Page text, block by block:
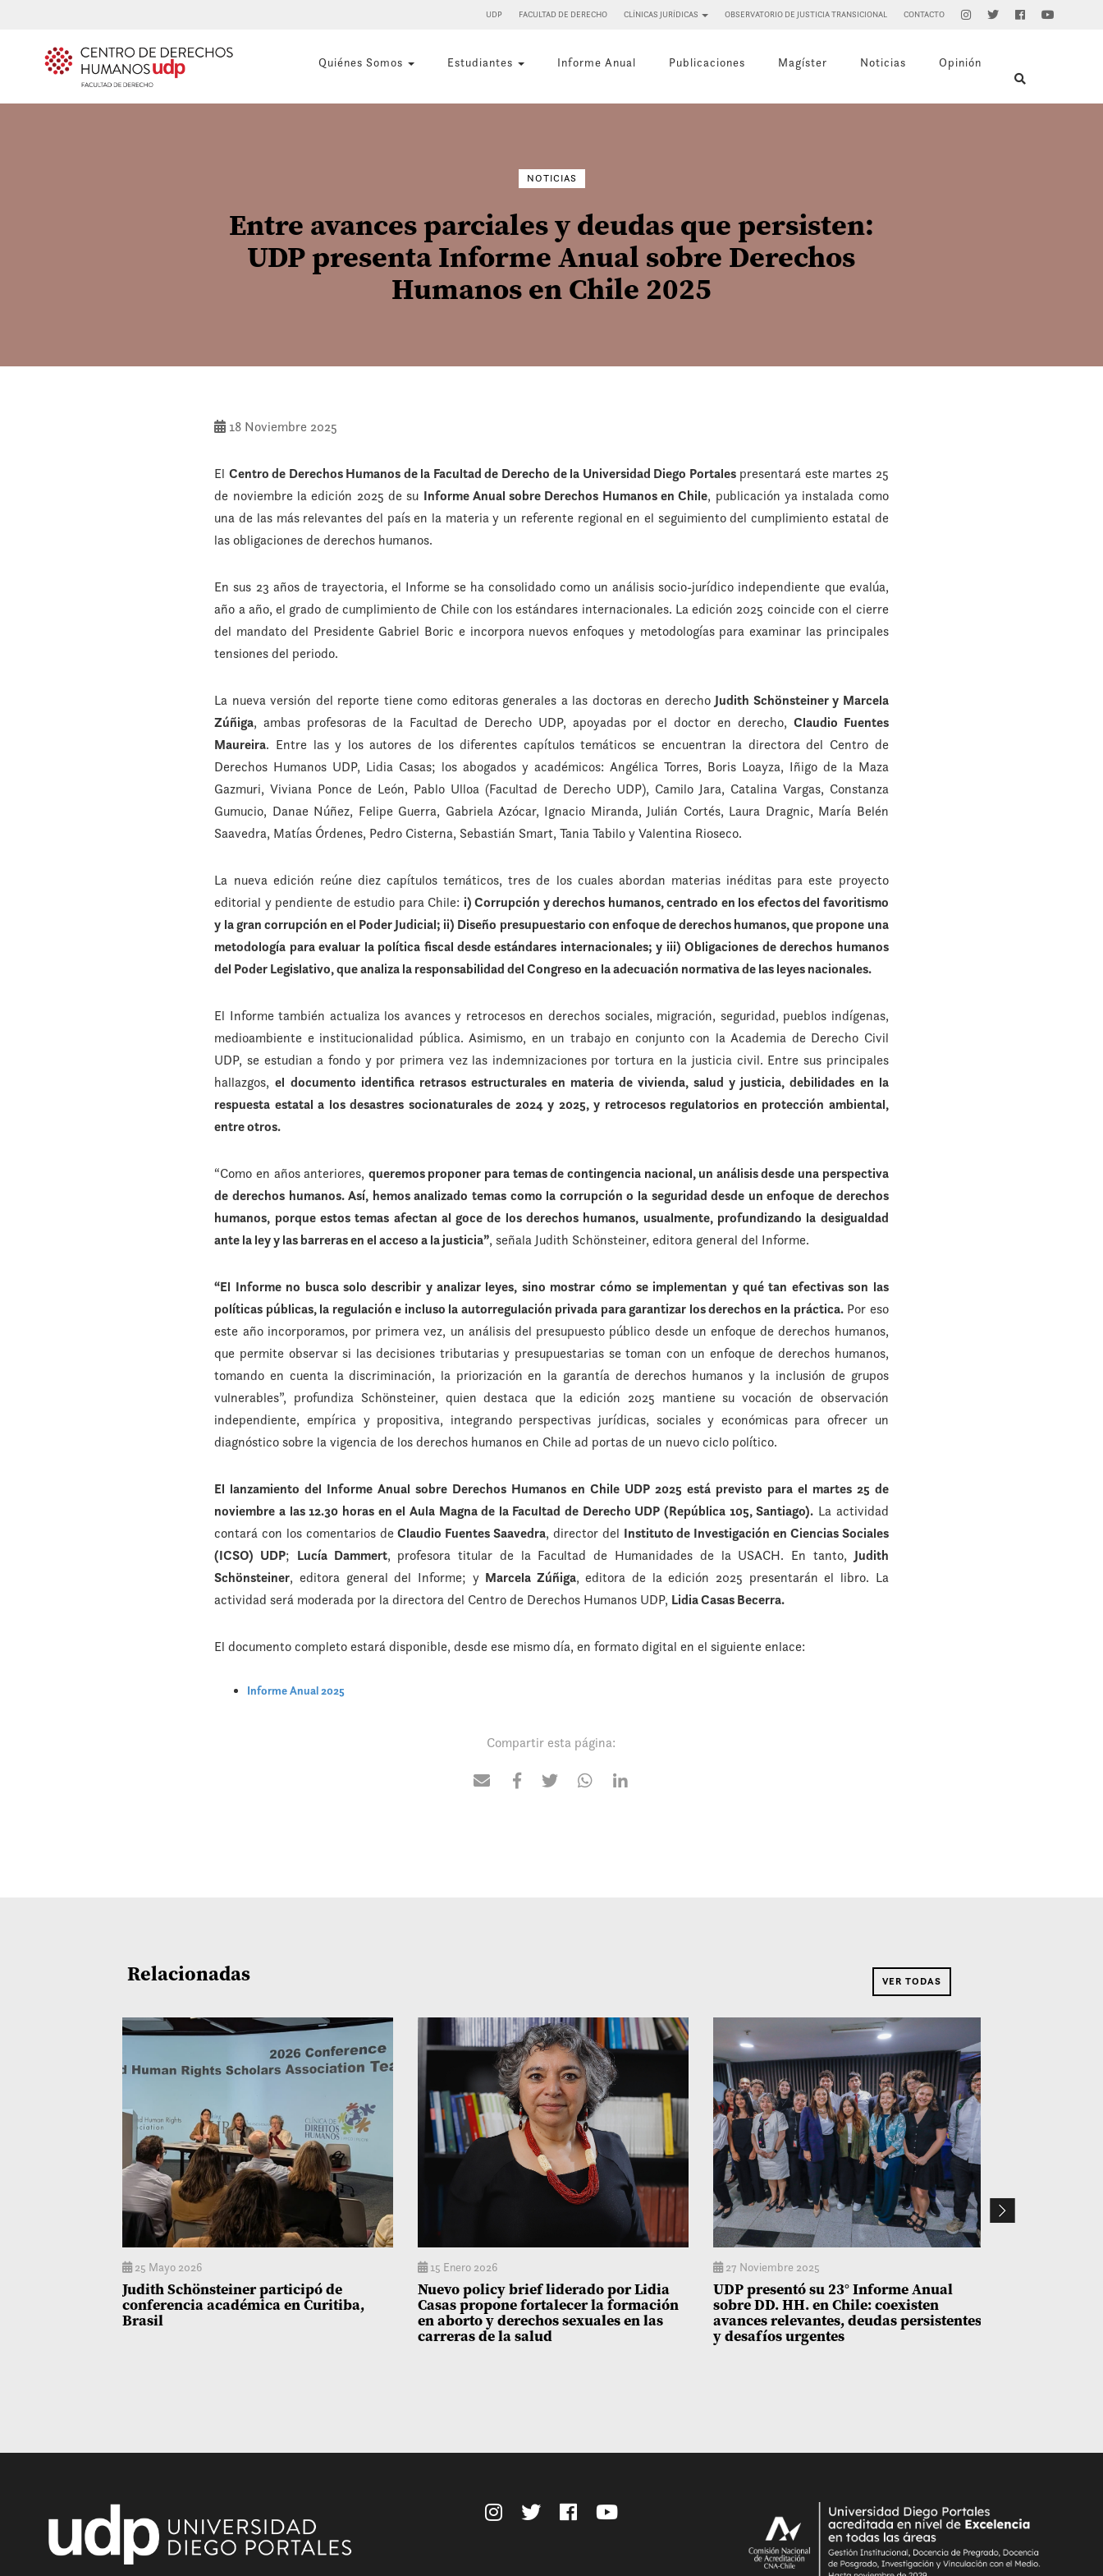
UDP FACULTAD DE DERECHO CLÍNICAS JURÍDICAS OBSERVATORIO DE JUSTICIA TRANSICIONAL CONTACTO
Quiénes Somos Estudiantes Informe Anual Publicaciones Magíster Noticias Opinión
NOTICIAS
Entre avances parciales y deudas que persisten:
UDP presenta Informe Anual sobre Derechos
Humanos en Chile 2025
18 Noviembre 2025
El Centro de Derechos Humanos de la Facultad de Derecho de la Universidad Diego Portalespresentará este martes 25
de noviembre la edición 2025 de su Informe Anual sobre Derechos Humanos en Chile, publicación ya instalada como
una de las más relevantes del país en la materia y un referente regional en el seguimiento del cumplimiento estatal de
las obligaciones de derechos humanos.
En sus 23 años de trayectoria, el Informe se ha consolidado como un análisis socio-jurídico independiente que evalúa,
año a año, el grado de cumplimiento de Chile con los estándares internacionales. La edición 2025 coincide con el cierre
del mandato del Presidente Gabriel Boric e incorpora nuevos enfoques y metodologías para examinar las principales
tensiones del periodo.
La nueva versión del reporte tiene como editoras generales a las doctoras en derecho Judith Schönsteiner y Marcela
Zúñiga, ambas profesoras de la Facultad de Derecho UDP, apoyadas por el doctor en derecho, Claudio Fuentes
Maureira. Entre las y los autores de los diferentes capítulos temáticos se encuentran la directora del Centro de
Derechos Humanos UDP, Lidia Casas; los abogados y académicos: Angélica Torres, Boris Loayza, Iñigo de la Maza
Gazmuri, Viviana Ponce de León, Pablo Ulloa (Facultad de Derecho UDP), Camilo Jara, Catalina Vargas, Constanza
Gumucio, Danae Núñez, Felipe Guerra, Gabriela Azócar, Ignacio Miranda, Julián Cortés, Laura Dragnic, María Belén
Saavedra, Matías Órdenes, Pedro Cisterna, Sebastián Smart, Tania Tabilo y Valentina Rioseco.
La nueva edición reúne diez capítulos temáticos, tres de los cuales abordan materias inéditas para este proyecto
editorial y pendiente de estudio para Chile: i) Corrupción y derechos humanos, centrado en los efectos del favoritismo
y la gran corrupción en el Poder Judicial; ii) Diseño presupuestario con enfoque de derechos humanos, que propone una
metodología para evaluar la política fiscal desde estándares internacionales; y iii) Obligaciones de derechos humanos
del Poder Legislativo, que analiza la responsabilidad del Congreso en la adecuación normativa de las leyes nacionales.
El Informe también actualiza los avances y retrocesos en derechos sociales, migración, seguridad, pueblos indígenas,
medioambiente e institucionalidad pública. Asimismo, en un trabajo en conjunto con la Academia de Derecho Civil
UDP, se estudian a fondo y por primera vez las indemnizaciones por tortura en la justicia civil. Entre sus principales
hallazgos,el documento identifica retrasos estructurales en materia de vivienda, salud y justicia, debilidades en la
respuesta estatal a los desastres socionaturales de 2024 y 2025, y retrocesos regulatorios en protección ambiental,
entre otros.
“Como en años anteriores, queremos proponer para temas de contingencia nacional, un análisis desde una perspectiva
de derechos humanos. Así, hemos analizado temas como la corrupción o la seguridad desde un enfoque de derechos
humanos, porque estos temas afectan al goce de los derechos humanos, usualmente, profundizando la desigualdad
ante la ley y las barreras en el acceso a la justicia”, señala Judith Schönsteiner, editora general del Informe.
“El Informe no busca solo describir y analizar leyes, sino mostrar cómo se implementan y qué tan efectivas son las
políticas públicas, la regulación e incluso la autorregulación privada para garantizar los derechos en la práctica.Por eso
este año incorporamos, por primera vez, un análisis del presupuesto público desde un enfoque de derechos humanos,
que permite observar si las decisiones tributarias y presupuestarias se toman con un enfoque de derechos humanos,
tomando en cuenta la discriminación, la priorización en la garantía de derechos humanos y la inclusión de grupos
vulnerables”, profundiza Schönsteiner, quien destaca que la edición 2025 mantiene su vocación de observación
independiente, empírica y propositiva, integrando perspectivas jurídicas, sociales y económicas para ofrecer un
diagnóstico sobre la vigencia de los derechos humanos en Chile ad portas de un nuevo ciclo político.
El lanzamiento del Informe Anual sobre Derechos Humanos en Chile UDP 2025 está previsto para el martes 25 de
noviembre a las 12.30 horas en el Aula Magna de la Facultad de Derecho UDP (República 105, Santiago). La actividad
contará con los comentarios deClaudio Fuentes Saavedra, director del Instituto de Investigación en Ciencias Sociales
(ICSO) UDP; Lucía Dammert, profesora titular de la Facultad de Humanidades de la USACH. En tanto, Judith
Schönsteiner, editora general del Informe; y Marcela Zúñiga, editora de la edición 2025 presentarán el libro. La
actividad será moderada por la directora del Centro de Derechos Humanos UDP, Lidia Casas Becerra.
El documento completo estará disponible, desde ese mismo día, en formato digital en el siguiente enlace:
Informe Anual 2025
Compartir esta página:
Relacionadas VER TODAS
25 Mayo 2026
Judith Schönsteiner participó de
conferencia académica en Curitiba,
Brasil
15 Enero 2026
Nuevo policy brief liderado por Lidia
Casas propone fortalecer la formación
en aborto y derechos sexuales en las
carreras de la salud
27 Noviembre 2025
UDP presentó su 23° Informe Anual
sobre DD. HH. en Chile: coexisten
avances relevantes, deudas persistentes
y desafíos urgentes